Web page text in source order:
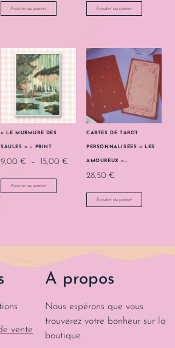
Ajouter au panier Ajouter au panier
« LE MURMURE DES
SAULES » – PRINT
9,00 € – 15,00 €
Ajouter au panier
CARTES DE TAROT
PERSONNALISÉES « LES
AMOUREUX »…
28,50 €
Ajouter au panier
vente
A propos
Nous espérons que vous
trouverez votre bonheur sur la
boutique.